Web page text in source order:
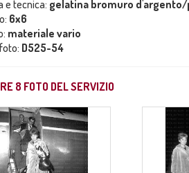
e tecnica: gelatina bromuro
6x6
materiale vario
D525-54
8 FOTO DEL SERVIZIO